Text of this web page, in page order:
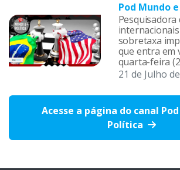
Pod Mundo
Pesquisadora
sobretaxa
que entra em
quarta-feira
21 de Julho
Acesse a página do canal
Política